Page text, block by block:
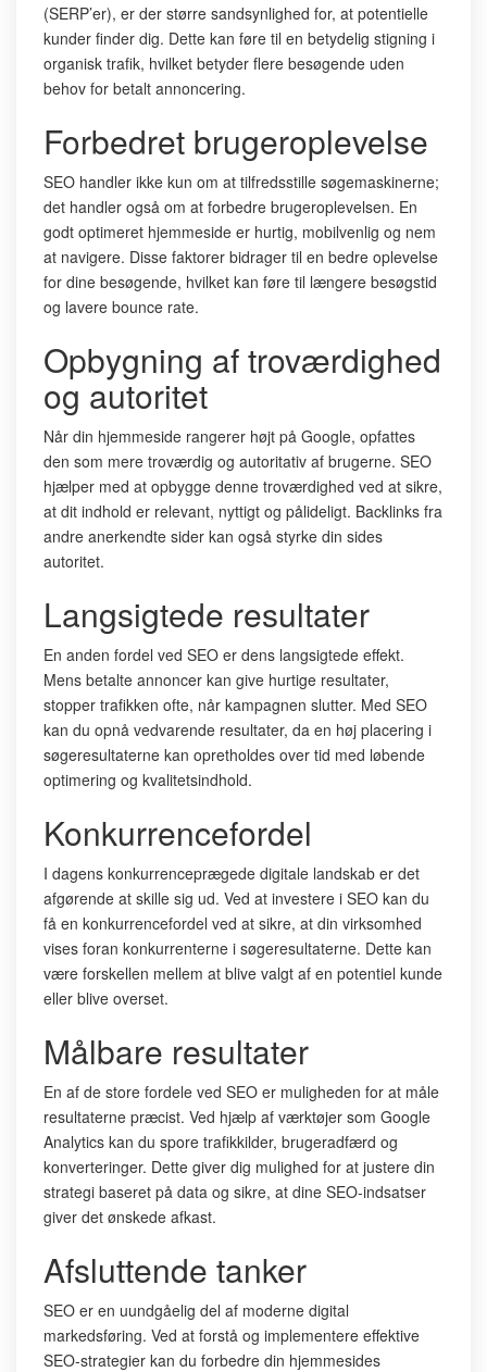
(SERP’er), er der større sandsynlighed for, at potentielle
kunder finder dig. Dette kan føre til en betydelig stigning i
organisk trafik, hvilket betyder flere besøgende uden
behov for betalt annoncering.
Forbedret brugeroplevelse
SEO handler ikke kun om at tilfredsstille søgemaskinerne;
det handler også om at forbedre brugeroplevelsen. En
godt optimeret hjemmeside er hurtig, mobilvenlig og nem
at navigere. Disse faktorer bidrager til en bedre oplevelse
for dine besøgende, hvilket kan føre til længere besøgstid
og lavere bounce rate.
Opbygning af troværdighed
og autoritet
Når din hjemmeside rangerer højt på Google, opfattes
den som mere troværdig og autoritativ af brugerne. SEO
hjælper med at opbygge denne troværdighed ved at sikre,
at dit indhold er relevant, nyttigt og pålideligt. Backlinks fra
andre anerkendte sider kan også styrke din sides
autoritet.
Langsigtede resultater
En anden fordel ved SEO er dens langsigtede effekt.
Mens betalte annoncer kan give hurtige resultater,
stopper trafikken ofte, når kampagnen slutter. Med SEO
kan du opnå vedvarende resultater, da en høj placering i
søgeresultaterne kan opretholdes over tid med løbende
optimering og kvalitetsindhold.
Konkurrencefordel
I dagens konkurrenceprægede digitale landskab er det
afgørende at skille sig ud. Ved at investere i SEO kan du
få en konkurrencefordel ved at sikre, at din virksomhed
vises foran konkurrenterne i søgeresultaterne. Dette kan
være forskellen mellem at blive valgt af en potentiel kunde
eller blive overset.
Målbare resultater
En af de store fordele ved SEO er muligheden for at måle
resultaterne præcist. Ved hjælp af værktøjer som Google
Analytics kan du spore trafikkilder, brugeradfærd og
konverteringer. Dette giver dig mulighed for at justere din
strategi baseret på data og sikre, at dine SEO-indsatser
giver det ønskede afkast.
Afsluttende tanker
SEO er en uundgåelig del af moderne digital
markedsføring. Ved at forstå og implementere effektive
SEO-strategier kan du forbedre din hjemmesides